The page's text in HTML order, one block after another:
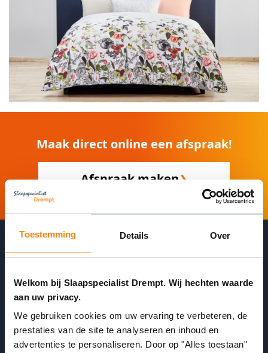
Toestemming Details Over
Welkom bij Slaapspecialist Drempt. Wij hechten waarde
aan uw privacy.
We gebruiken cookies om uw ervaring te verbeteren, de
prestaties van de site te analyseren en inhoud en
advertenties te personaliseren. Door op "Alles toestaan"
Maak direct online een afspraak!
Afspraak maken❯
Wacht niet onnodig in de winkel
Plan 24/7 een afspraak in